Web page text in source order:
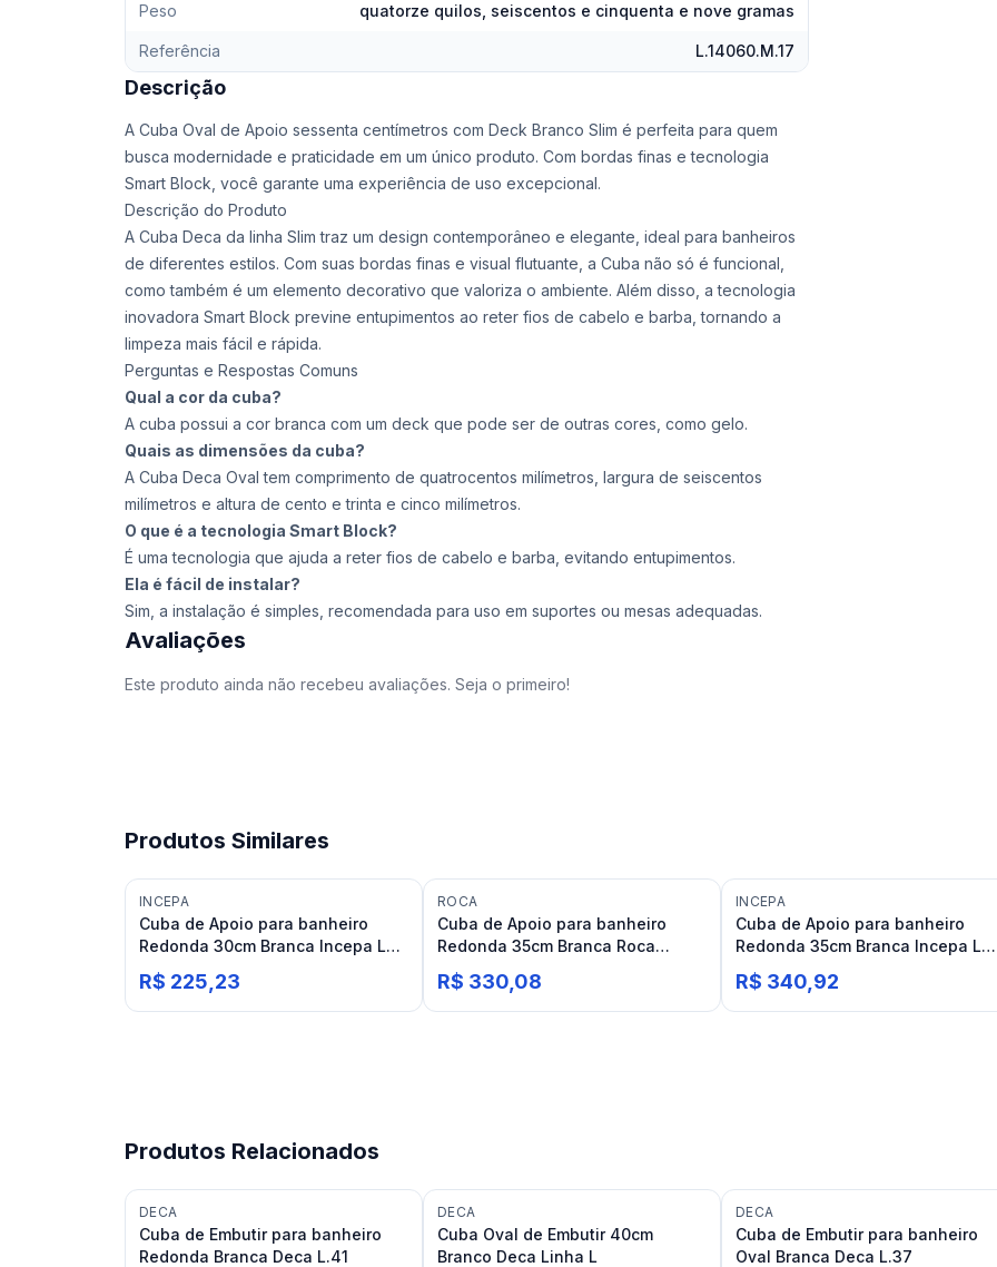
Peso quatorze quilos, seiscentos e cinquenta e nove gramas
Referência L.14060.M.17
Descrição
A Cuba Oval de Apoio sessenta centímetros com Deck Branco Slim é perfeita para quem
busca modernidade e praticidade em um único produto. Com bordas finas e tecnologia
Smart Block, você garante uma experiência de uso excepcional.
Descrição do Produto
A Cuba Deca da linha Slim traz um design contemporâneo e elegante, ideal para banheiros
de diferentes estilos. Com suas bordas finas e visual flutuante, a Cuba não só é funcional,
como também é um elemento decorativo que valoriza o ambiente. Além disso, a tecnologia
inovadora Smart Block previne entupimentos ao reter fios de cabelo e barba, tornando a
limpeza mais fácil e rápida.
Perguntas e Respostas Comuns
Qual a cor da cuba?
A cuba possui a cor branca com um deck que pode ser de outras cores, como gelo.
Quais as dimensões da cuba?
A Cuba Deca Oval tem comprimento de quatrocentos milímetros, largura de seiscentos
milímetros e altura de cento e trinta e cinco milímetros.
O que é a tecnologia Smart Block?
É uma tecnologia que ajuda a reter fios de cabelo e barba, evitando entupimentos.
Ela é fácil de instalar?
Sim, a instalação é simples, recomendada para uso em suportes ou mesas adequadas.
Avaliações
Este produto ainda não recebeu avaliações. Seja o primeiro!
Produtos Similares
INCEPA
Cuba de Apoio para banheiro
Redonda 30cm Branca Incepa Loft
R0
R$ 225,23
ROCA
Cuba de Apoio para banheiro
Redonda 35cm Branca Roca
Optica CR35
R$ 330,08
INCEPA
Cuba de Apoio para banheiro
Redonda 35cm Branca Incepa Loft
R$ 340,92
Produtos Relacionados
DECA
Cuba de Embutir para banheiro
Redonda Branca Deca L.41
DECA
Cuba Oval de Embutir 40cm
Branco Deca Linha L
DECA
Cuba de Embutir para banheiro
Oval Branca Deca L.37